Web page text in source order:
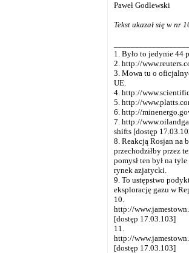
Paweł Godlewski
Tekst ukazał się w
1. Było to jedynie 44
2. http://
3. Mowa tu o
UE.
4. http://
5. http://
6. http://
7. http://
shifts [dostęp
8. Reakcją Rosjan na
przechodziłby przez
pomysł ten był na
rynek azjatycki.
9. To ustępstwo
eksplorację gazu w
10.
http://
[dostęp 17.03.103]
11.
http://
[dostęp 17.03.103]